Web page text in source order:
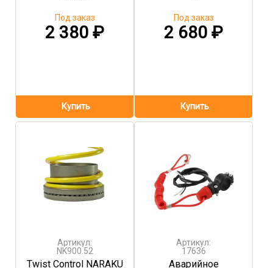
2 380 ₽
Под заказ
2 680₽
Под заказ
Артикул:
NK900.52
Twist Control NARAKU
Артикул:
17636
Аварийное